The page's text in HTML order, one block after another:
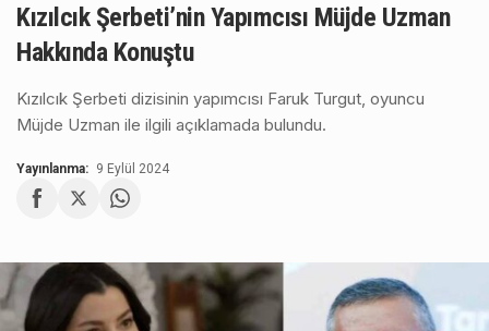
Kızılcık Şerbeti’nin Yapımcısı Müjde Uzman
Hakkında Konuştu
Kızılcık Şerbeti dizisinin yapımcısı Faruk Turgut, oyuncu
Müjde Uzman ile ilgili açıklamada bulundu.
Yayınlanma: 9 Eylül 2024